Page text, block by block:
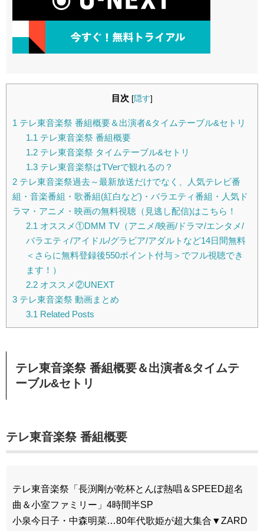
目次 [隠す]
1 テレ東音楽祭 番組概要＆出演者&タイムテーブル&セトリ
1.1 テレ東音楽祭 番組概要
1.2テレ東音楽祭 タイムテーブル&セトリ
1.3テレ東音楽祭はTVerで観れるの？
2 テレ東音楽祭過去～最新放送だけでなく、人気テレビ番
組・音楽番組・歌番組(紅白など)・バラエティ番組・人気ド
ラマ・アニメ・映画の無料視聴（見逃し配信)はこちら！
2.1 オススメ①DMM TV（アニメ/映画/ドラマ/エンタメ/
バラエティ/アイドル/グラビア/アダルトなど14日間無料
＜さらに無料登録後550ポイント付与＞でフル視聴でき
ます！）
2.2オススメ②UNEXT
3 テレ東音楽祭 動画まとめ
3.1 Related Posts
テレ東音楽祭 番組概要＆出演者&タイムテ
ーブル&セトリ
テレ東音楽祭 番組概要
テレ東音楽祭「長渕剛が乾杯とんぼ熱唱＆SPEED超名
曲＆小室ファミリー」4時間半SP
小泉今日子・中森明菜…80年代歌姫が超大集合▼ZARD